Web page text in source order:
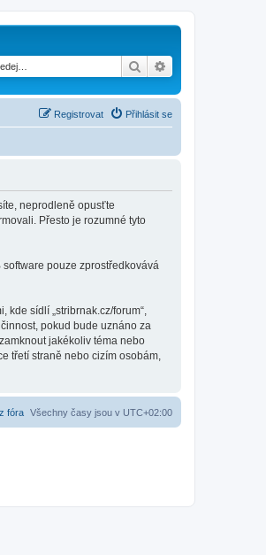
Hledat
Přihlásit se
Registrovat
neprodleně opusťte
Přesto je rozumné tyto
software pouze zprostředkovává
sídlí „stribrnak.cz/forum“,
pokud bude uznáno za
jakékoliv téma nebo
třetí straně nebo cizím osobám,
Všechny časy jsou v UTC+02:00
fóra